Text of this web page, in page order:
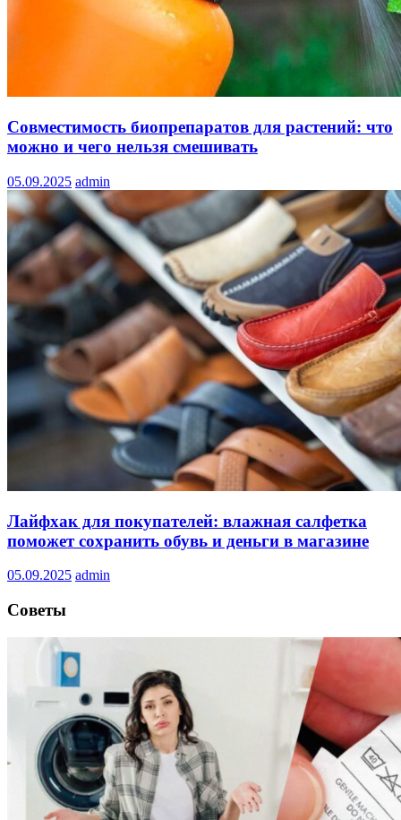
Совместимость биопрепаратов для растений: что
можно и чего нельзя смешивать
05.09.2025 admin
Лайфхак для покупателей: влажная салфетка
поможет сохранить обувь и деньги в магазине
05.09.2025 admin
Советы